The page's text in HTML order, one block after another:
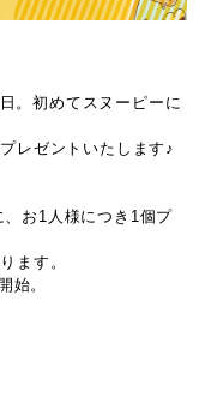
。初めてスヌーピーに
レゼントいたします♪
お1人様につき1個プ
ます。
始。